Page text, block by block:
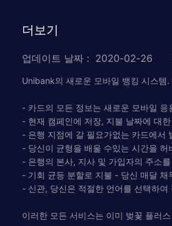
더보기
업데이트 날짜 : 2020-02-26
Unibank의 새로운 모바일 뱅킹 시스템
- 카드의 모든 정보는 새로운 모바일
- 현재 캠페인에 저장, 지불 날짜에 대
- 은행 지점에 갈 필요가없는 카드에서
- 당신이 균형을 배울 수있는 시간을
- 은행의 본사, 지사 및 가입자의 주소
- 기회 균등 분할로 지불 - 당신 매달
- 신관, 당신은 적절한 언어를 선택하
이러한 모든 서비스는 이미 벚꽃 플러